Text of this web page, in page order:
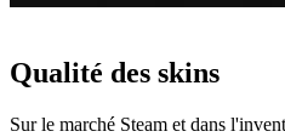
Qualité des skins
Sur le marché Steam et dans